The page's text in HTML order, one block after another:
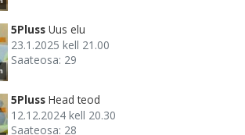
5Pluss Uus elu
23.1.2025 kell 21.00
Saateosa: 29
5Pluss Head teod
12.12.2024 kell 20.30
Saateosa: 28